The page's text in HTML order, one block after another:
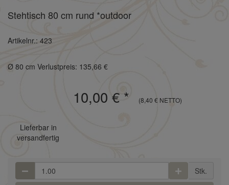
Stehtisch 80 cm rund *outdoor
Artikelnr.: 423
Ø 80 cm Verlustpreis: 135,66 €
10,00 €* (8,40 € NETTO)
Lieferbar in
versandfertig
Stk.